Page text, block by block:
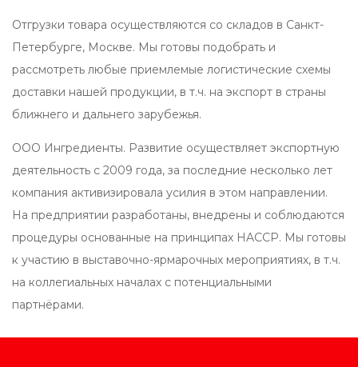
Отгрузки товара осуществляются со складов в Санкт-
Петербурге, Москве. Мы готовы подобрать и
рассмотреть любые приемлемые логистические схемы
доставки нашей продукции, в т.ч. на экспорт в страны
ближнего и дальнего зарубежья.
ООО Ингредиенты. Развитие осуществляет экспортную
деятельность с 2009 года, за последние несколько лет
компания активизировала усилия в этом направлении.
На предприятии разработаны, внедрены и соблюдаются
процедуры основанные на принципах HAСCP. Мы готовы
к участию в выставочно-ярмарочных мероприятиях, в т.ч.
на коллегиальных началах с потенциальными
партнёрами.